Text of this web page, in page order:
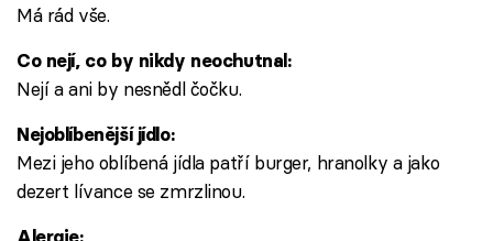
Má rád vše.
Co nejí, co by nikdy neochutnal:
Nejí a ani by nesnědl čočku.
Nejoblíbenější jídlo:
Mezi jeho oblíbená jídla patří burger, hranolky a jako
dezert lívance se zmrzlinou.